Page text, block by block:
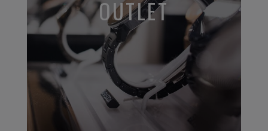
OUTLET